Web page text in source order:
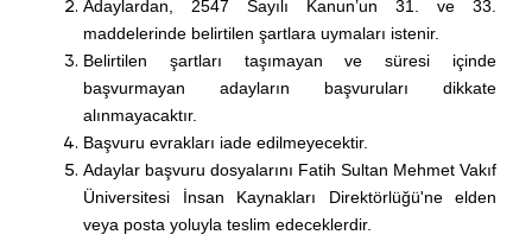
Adaylardan, 2547 Sayılı Kanun’un 31. ve 33.
maddelerinde belirtilen şartlara uymaları istenir.
Belirtilen şartları taşımayan ve süresi içinde
başvurmayan adayların başvuruları dikkate
alınmayacaktır.
Başvuru evrakları iade edilmeyecektir.
Adaylar başvuru dosyalarını Fatih Sultan Mehmet Vakıf
Üniversitesi İnsan Kaynakları Direktörlüğü'ne elden
veya posta yoluyla teslim edeceklerdir.